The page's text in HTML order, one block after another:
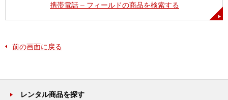
携帯電話 – フィールドの商品を検索する
前の画面に戻る
レンタル商品を探す